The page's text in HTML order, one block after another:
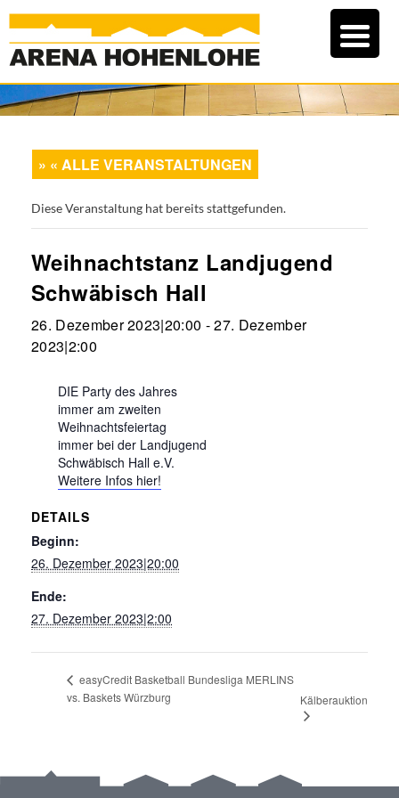
« ALLE VERANSTALTUNGEN
Diese Veranstaltung hat bereits stattgefunden.
Weihnachtstanz Landjugend
Schwäbisch Hall
26. Dezember 2023|20:00 -27. Dezember
2023|2:00
DIE Party des Jahres
immer am zweiten
Weihnachtsfeiertag
immer bei der Landjugend
Schwäbisch Hall e.V.
Weitere Infos hier!
DETAILS
Beginn:
26. Dezember 2023|20:00
Ende:
27. Dezember 2023|2:00
easyCredit Basketball Bundesliga MERLINS
vs. Baskets Würzburg
Kälberauktion